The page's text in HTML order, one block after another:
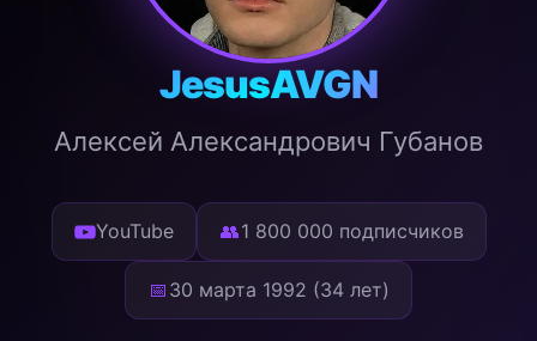
JesusAVGN
Алексей Александрович Губанов
YouTube 👥1 800 000 подписчиков
📅 30 марта 1992 (34 лет)